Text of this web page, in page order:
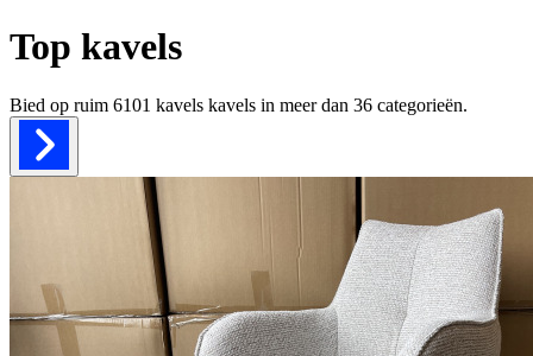
Top kavels
Bied op ruim 6101 kavels kavels in meer dan 36 categorieën.